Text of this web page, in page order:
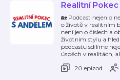
Realitní
🏡 Podcast nejen o
o životě v realitním
není jen o číslech a
životním stylu a
podcastu sdílíme
úspěch v realitách,
20 epizod